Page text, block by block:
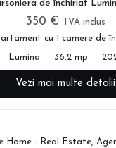
de închiriat
350 € TVA inclus
cu 1 camere de
Lumina 36.2 mp
Vezi mai multe detalii
Home - Real Estate,